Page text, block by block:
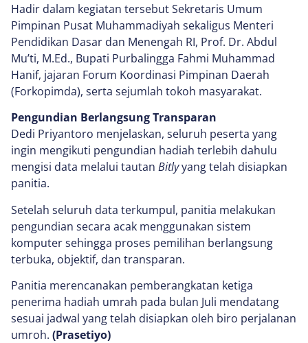
Hadir dalam kegiatan tersebut Sekretaris Umum
Pimpinan Pusat Muhammadiyah sekaligus Menteri
Pendidikan Dasar dan Menengah RI, Prof. Dr. Abdul
Mu’ti, M.Ed., Bupati Purbalingga Fahmi Muhammad
Hanif, jajaran Forum Koordinasi Pimpinan Daerah
(Forkopimda), serta sejumlah tokoh masyarakat.
Pengundian Berlangsung Transparan
Dedi Priyantoro menjelaskan, seluruh peserta yang
ingin mengikuti pengundian hadiah terlebih dahulu
mengisi data melalui tautan Bitlyyang telah disiapkan
panitia.
Setelah seluruh data terkumpul, panitia melakukan
pengundian secara acak menggunakan sistem
komputer sehingga proses pemilihan berlangsung
terbuka, objektif, dan transparan.
Panitia merencanakan pemberangkatan ketiga
penerima hadiah umrah pada bulan Juli mendatang
sesuai jadwal yang telah disiapkan oleh biro perjalanan
umroh. (Prasetiyo)